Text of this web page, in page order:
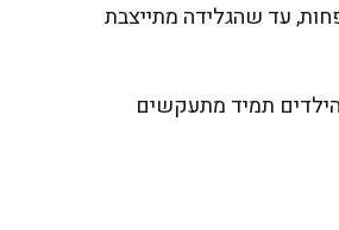
מכסים היטב בניילון נצמד ומכניסים למקפיא ל-6 שעות לפחות, עד שהגלידה מתייצבת
תמיד מתעקשים